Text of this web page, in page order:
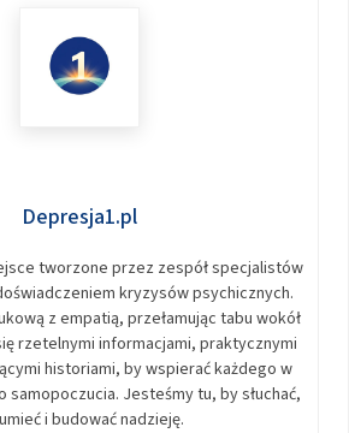
Depresja1.pl
tworzone przez zespół specjalistów
kryzysów psychicznych.
z empatią, przełamując tabu wokół
rzetelnymi informacjami, praktycznymi
historiami, by wspierać każdego w
Jesteśmy tu, by słuchać,
i budować nadzieję.